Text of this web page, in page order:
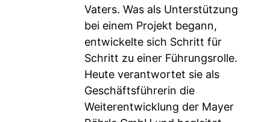
Vaters. Was als Unterstützung
bei einem Projekt begann,
entwickelte sich Schritt für
Schritt zu einer Führungsrolle.
Heute verantwortet sie als
Geschäftsführerin die
Weiterentwicklung der Mayer